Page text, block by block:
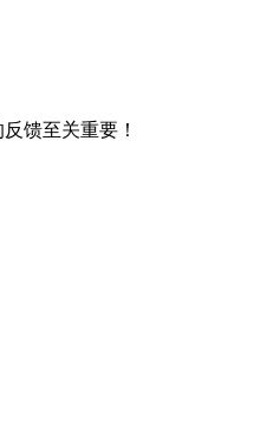
馈至关重要！